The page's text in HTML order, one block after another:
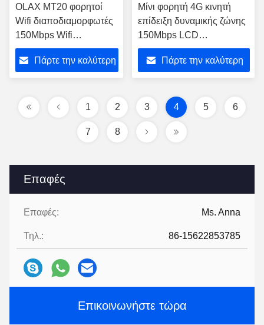
Επαφές
Επαφές: Ms. Anna
Τηλ.: 86-15622853785
Επικοινωνήστε τώρα
OLAX MT20 φορητοί
Wifi διαποδιαμορφωτές
150Mbps Wifi
δρομολογητών μίνι
κινητοί με την κάρτα Sim
Πάρτε την καλύτερη
Μίνι φορητή 4G κινητή
επίδειξη δυναμικής ζώνης
150Mbps LCD
δρομολογητών Wifi
τσεπών OLAX MF980L για
την Ασία
Πάρτε την καλύτερη
1 2 3 4 5 6
7 8